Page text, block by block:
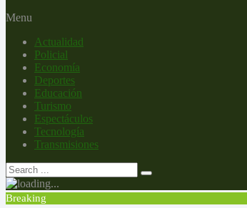
Menu
Actualidad
Policial
Economía
Deportes
Educación
Turismo
Espectáculos
Tecnología
Transmisiones
Breaking